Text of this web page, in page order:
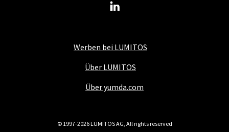
Werben bei LUMITOS
Über LUMITOS
Über yumda.com
© 1997-2026 LUMITOS AG, All rights reserved